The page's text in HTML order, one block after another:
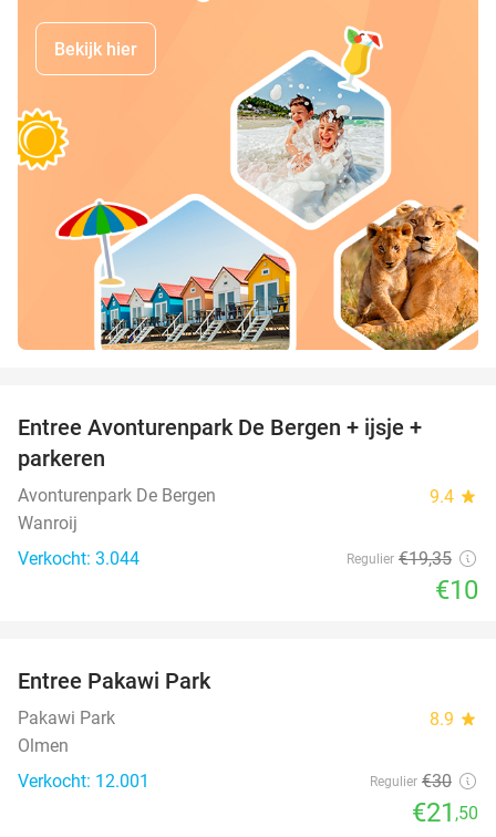
Bekijk hier
Entree Avonturenpark De Bergen + ijsje +
parkeren
Avonturenpark De Bergen 9.4 star
Wanroij
Verkocht: 3.044
Regulier €19,35
€10
Entree Pakawi Park
Pakawi Park 8.9 star
Olmen
Verkocht: 12.001
Regulier €30
€21 ,50